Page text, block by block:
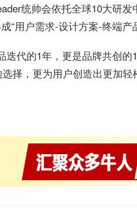
统帅会依托全球10大研
“用户需求-设计方案-终端
迭代的1年，更是品牌共创
择，更为用户创造出更加